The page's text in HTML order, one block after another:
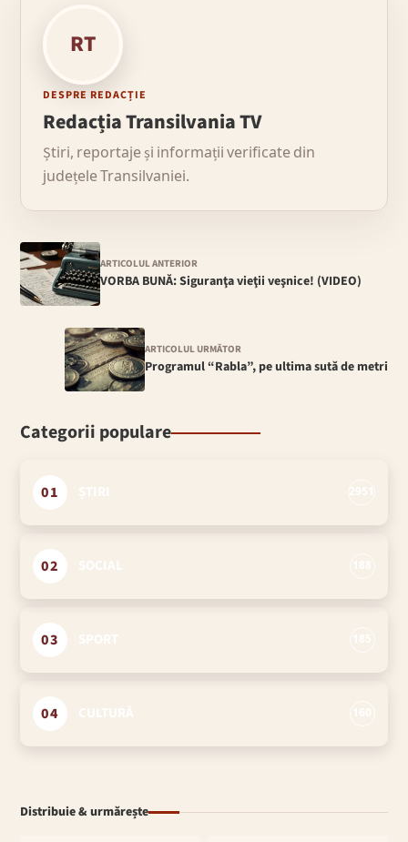
RT
DESPRE REDACȚIE
Redacția Transilvania TV
Știri, reportaje și informații verificate din
județele Transilvaniei.
ARTICOLUL ANTERIOR
VORBA BUNĂ: Siguranţa vieţii veşnice! (VIDEO)
ARTICOLUL URMĂTOR
Programul “Rabla”, pe ultima sută de metri
Categorii populare
01
02
03
04
Distribuie & urmărește